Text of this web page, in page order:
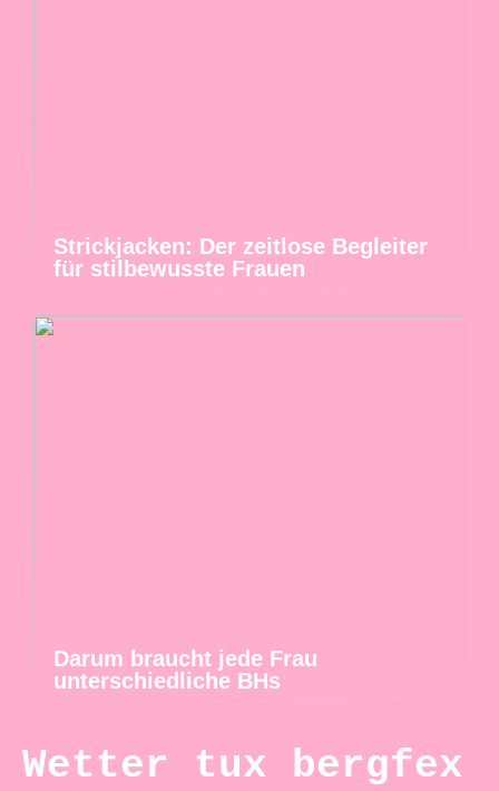
Strickjacken: Der zeitlose Begleiter
für stilbewusste Frauen
Darum braucht jede Frau
unterschiedliche BHs
Wetter tux bergfex